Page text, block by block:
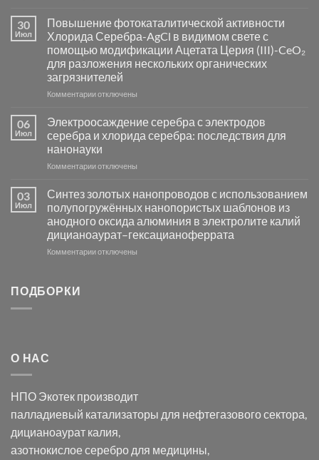
Пламенный
синтез
катализаторов
и
сенсоров
на
основе
группы
30
Июл
Повышение фотокаталитической активности
Хлорида Серебра-AgCl в видимом свете с
помощью модификации Ацетата Церия (III)-CeO₂
для разложения нескольких органических
загрязнителей
Комментариик
фотокаталитической
активности
Хлорида
Серебра-
в
видимом
свете
с
помощью
модификации
отключены
06
Июл
Электроосаждение серебра с электродов
серебра и хлорида серебра: последствия для
нанонауки
Комментариик
серебра
с
электродов
серебра
и
отключены
03
Июл
Синтез золотых нанопроводов с использованием
полупогружённых нанопористых шаблонов из
анодного оксида алюминия в электролите калий
дицианоаурат–гексацианоферрата
Комментариик
оксида
в
электролите
калий
дицианоаурат–
отключены
ПОДБОРКИ
О НАС
НПО Экотек производит
палладиевый катализаторы для нефтегазового сектора,
дицианоаурат калия,
азотнокислое серебро для медицины,